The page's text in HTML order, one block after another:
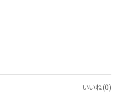
いいね(0)